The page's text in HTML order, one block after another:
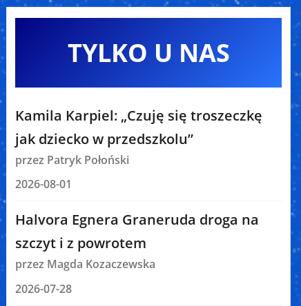
TYLKO U NAS
Kamila Karpiel: „Czuję się troszeczkę
jak dziecko w przedszkolu”
przez Patryk Połoński
2026-08-01
Halvora Egnera Graneruda droga na
szczyt i z powrotem
przez Magda Kozaczewska
2026-07-28